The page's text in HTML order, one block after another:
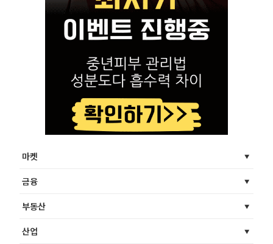
마켓
금융
부동산
산업